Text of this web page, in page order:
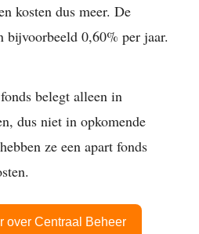
kosten dus meer. De
bijvoorbeeld 0,60% per jaar.
belegt alleen in
dus niet in opkomende
ze een apart fonds
over Centraal Beheer